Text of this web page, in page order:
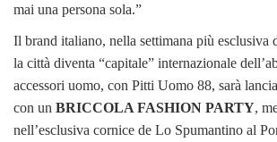
mai una persona sola.”
Il brand italiano, nella settimana più esclusiva
la città diventa “capitale” internazionale
accessori uomo, con Pitti Uomo 88, sarà
con un BRICCOLA FASHION PARTY,
nell’esclusiva cornice de Lo Spumantino al